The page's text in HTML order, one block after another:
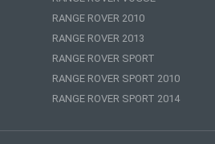
RANGE ROVER 2010
RANGE ROVER 2013
RANGE ROVER SPORT
RANGE ROVER SPORT 2010
RANGE ROVER SPORT 2014